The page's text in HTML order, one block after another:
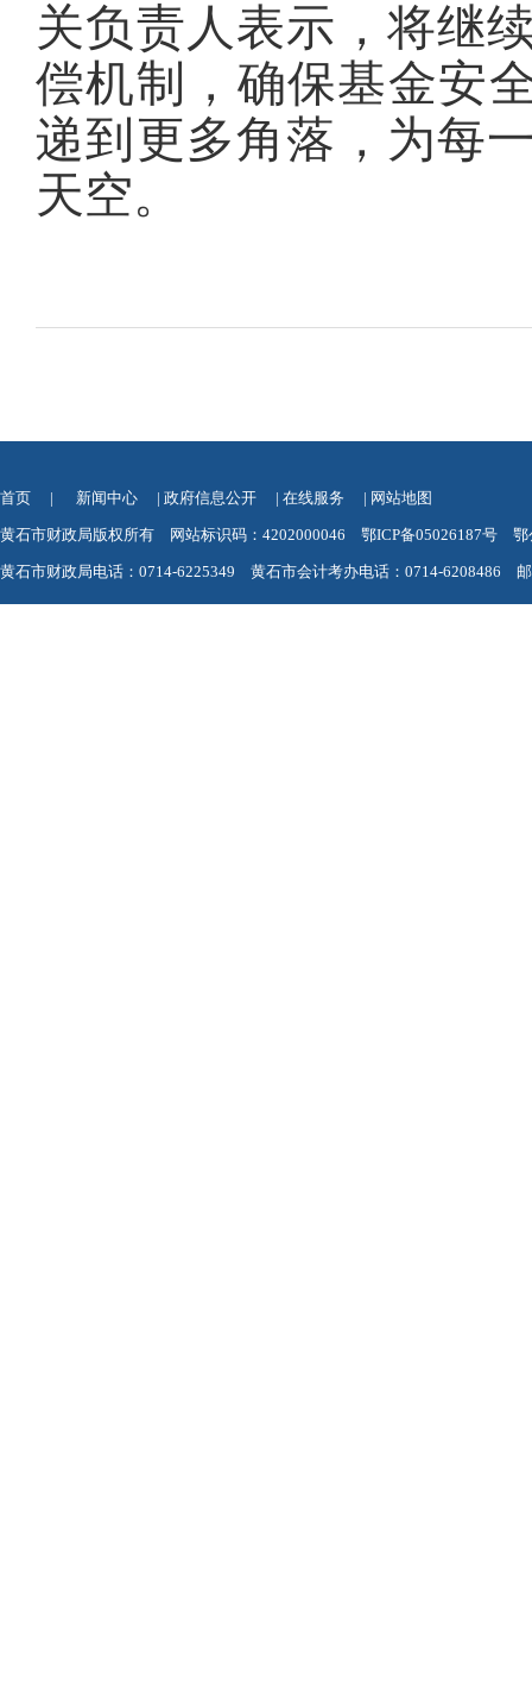
关负责人表示，将继
偿机制，确保基金安
递到更多角落，为每
天空。
首页 | 新闻中心 | 政府信息公开 | 在线服务 | 网站地图
黄石市财政局版权所有 网站标识码：4202000046 鄂ICP备05026187号 鄂
黄石市财政局电话：0714-6225349 黄石市会计考办电话：0714-6208486